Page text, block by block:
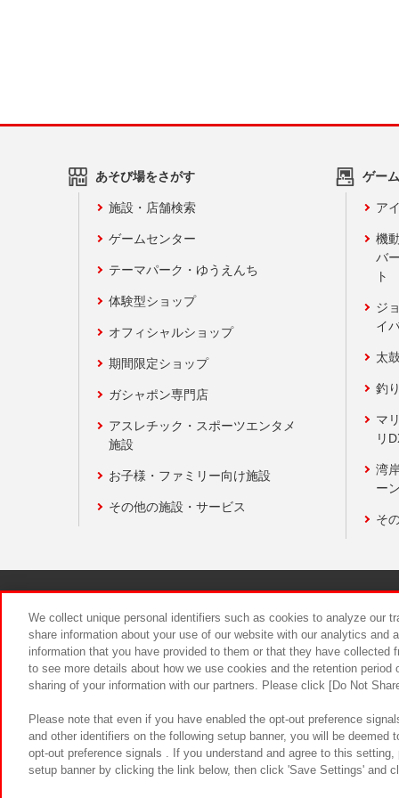
あそび場をさがす
施設・店舗検索
ゲームセンター
テーマパーク・ゆうえんち
体験型ショップ
オフィシャルショップ
期間限定ショップ
ガシャポン専門店
アスレチック・スポーツエンタメ
施設
お子様・ファミリー向け施設
その他の施設・サービス
ゲー
ア
機
バ
ト
ジ
イ
太
釣
マ
リ
湾
ー
そ
食品のご
We collect unique personal identifiers such as cookies to analyze our
share information about your use of our website with our analytics and
information that you have provided to them or that they have
to see more details about how we use cookies and the retention
sharing of your information with our partners. Please click [Do Not
Please note that even if you have enabled the opt-out preference
and other identifiers on the following setup banner, you will be
opt-out preference signals . If you understand and agree to this
setup banner by clicking the link below, then click 'Save Settings' and